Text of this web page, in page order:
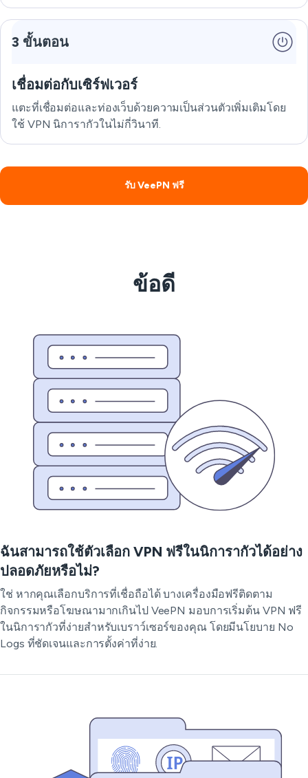
3 ขั้นตอน
เชื่อมต่อกับเซิร์ฟเวอร์
แตะที่เชื่อมต่อและท่องเว็บด้วยความเป็นส่วนตัวเพิ่มเติมโดย
ใช้ VPN นิการากัวในไม่กี่วินาที.
รับ VeePN ฟรี
ข้อดี
ฉันสามารถใช้ตัวเลือก VPN ฟรีในนิการากัวได้อย่าง
ปลอดภัยหรือไม่?
ใช่ หากคุณเลือกบริการที่เชื่อถือได้ บางเครื่องมือฟรีติดตาม
กิจกรรมหรือโฆษณามากเกินไป VeePN มอบการเริ่มต้น VPN ฟรี
ในนิการากัวที่ง่ายสำหรับเบราว์เซอร์ของคุณ โดยมีนโยบาย No
Logs ที่ชัดเจนและการตั้งค่าที่ง่าย.